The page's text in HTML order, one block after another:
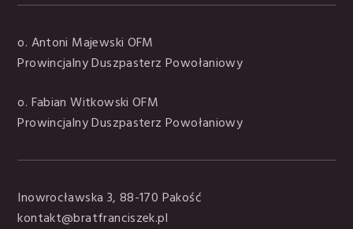
o. Antoni Majewski OFM
Prowincjalny Duszpasterz Powołaniowy
o. Fabian Witkowski OFM
Prowincjalny Duszpasterz Powołaniowy
Inowrocławska 3, 88-170 Pakość
kontakt@bratfranciszek.pl